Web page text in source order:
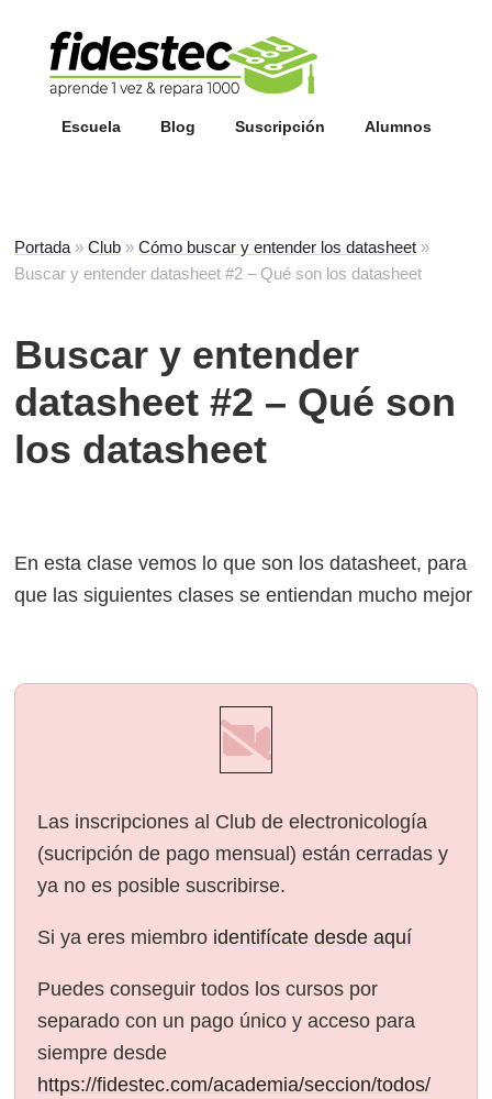
Escuela Blog Suscripción Alumnos
Portada »Club »Cómo buscar y entender los datasheet »
Buscar y entender datasheet #2 – Qué son los datasheet
Buscar y entender
datasheet #2 – Qué son
los datasheet
En esta clase vemos lo que son los datasheet, para
que las siguientes clases se entiendan mucho mejor
Las inscripciones al Club de electronicología
(sucripción de pago mensual) están cerradas y
ya no es posible suscribirse.
Si ya eres miembro identifícate desde aquí
Puedes conseguir todos los cursos por
separado con un pago único y acceso para
siempre desde
https://fidestec.com/academia/seccion/todos/